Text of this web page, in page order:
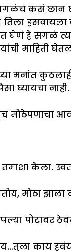
कसं छान
हसवायला
घेणं हे सगळं
माहिती
मनांत
घ्यायचा
मोठेपणाचा
केला.
मोठा झाला
पोटावर
काय हवंय